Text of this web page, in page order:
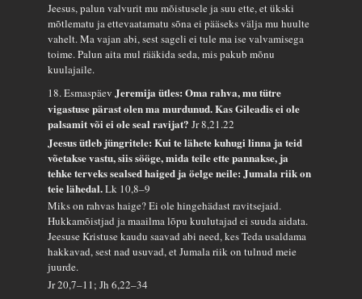
Jeesus, palun valvurit mu mõistusele ja suu ette, et ükski
mõtlematu ja ettevaatamatu sõna ei pääseks välja mu huulte
vahelt. Ma vajan abi, sest sageli ei tule ma ise valvamisega
toime. Palun aita mul rääkida seda, mis pakub mõnu
kuulajaile.
18. EsmaspäevJeremija ütles: Oma rahva, mu tütre
vigastuse pärast olen ma murdunud. Kas Gileadis ei ole
palsamit või ei ole seal ravijat?Jr 8,21.22
Jeesus ütleb jüngritele: Kui te lähete kuhugi linna ja teid
võetakse vastu, siis sööge, mida teile ette pannakse, ja
tehke terveks sealsed haiged ja öelge neile: Jumala riik on
teie lähedal.Lk 10,8–9
Miks on rahvas haige? Ei ole hingehädast ravitsejaid.
Hukkamõistjad ja maailma lõpu kuulutajad ei suuda aidata.
Jeesuse Kristuse kaudu saavad abi need, kes Teda usaldama
hakkavad, sest nad usuvad, et Jumala riik on tulnud meie
juurde.
Jr 20,7–11; Jh 6,22–34